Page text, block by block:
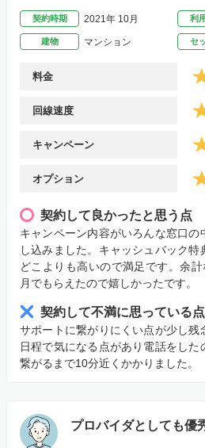
契約時期 2021年 10月 利
建物 マンション セ
料金
回線速度
キャンペーン
オプション
契約して良かったと思う点
キャンペーン内容がいろんな窓口の
し込みました。キャッシュバック特
どこよりも高いので満足です。余
月でもらえたので嬉しかったです。
契約して不満に思っている点
サポートに繋がりにくい点が少し残
日程で気になる点があり電話をした
繋がるまで10分近くかかりました。
プロバイダとしても優